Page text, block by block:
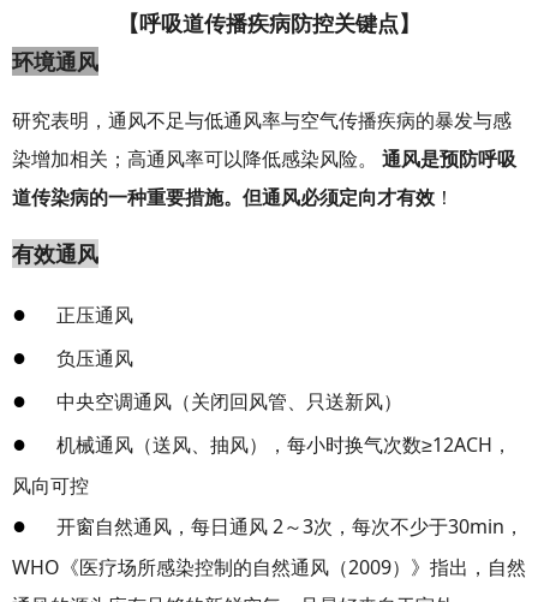
【呼吸道传播疾病防控关键点】
环境通风
研究表明，通风不足与低通风率与空气传播疾病的暴发与感
染增加相关；高通风率可以降低感染风险。 通风是预防呼吸
道传染病的一种重要措施。但通风必须定向才有效 ！
有效通风
●
正压通风
●
负压通风
●
中央空调通风（关闭回风管、只送新风）
●
机械通风（送风、抽风），每小时换气次数≥12ACH，
风向可控
●
开窗自然通风，每日通风 2～3次，每次不少于30min，
WHO《医疗场所感染控制的自然通风（2009）》指出，自然